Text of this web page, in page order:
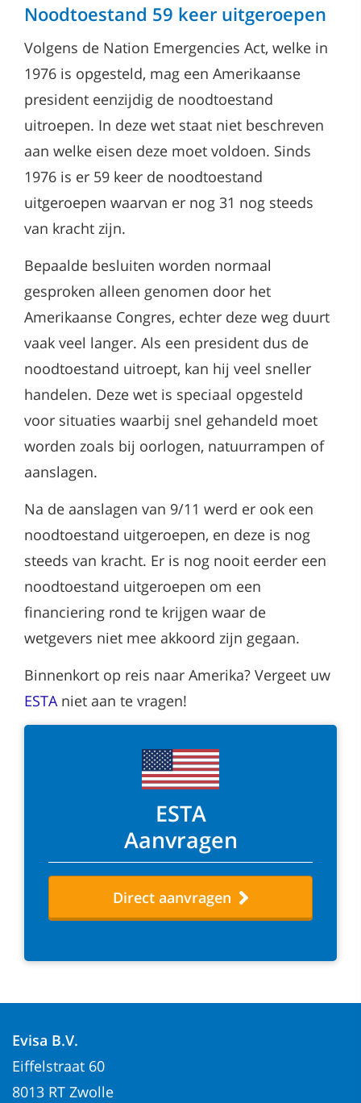
Noodtoestand 59 keer uitgeroepen
Volgens de Nation Emergencies Act, welke in
1976 is opgesteld, mag een Amerikaanse
president eenzijdig de noodtoestand
uitroepen. In deze wet staat niet beschreven
aan welke eisen deze moet voldoen. Sinds
1976 is er 59 keer de noodtoestand
uitgeroepen waarvan er nog 31 nog steeds
van kracht zijn.
Bepaalde besluiten worden normaal
gesproken alleen genomen door het
Amerikaanse Congres, echter deze weg duurt
vaak veel langer. Als een president dus de
noodtoestand uitroept, kan hij veel sneller
handelen. Deze wet is speciaal opgesteld
voor situaties waarbij snel gehandeld moet
worden zoals bij oorlogen, natuurrampen of
aanslagen.
Na de aanslagen van 9/11 werd er ook een
noodtoestand uitgeroepen, en deze is nog
steeds van kracht. Er is nog nooit eerder een
noodtoestand uitgeroepen om een
financiering rond te krijgen waar de
wetgevers niet mee akkoord zijn gegaan.
Binnenkort op reis naar Amerika? Vergeet uw
ESTAniet aan te vragen!
ESTA
Aanvragen
Direct aanvragen
Evisa B.V.
Eiffelstraat 60
8013 RT Zwolle